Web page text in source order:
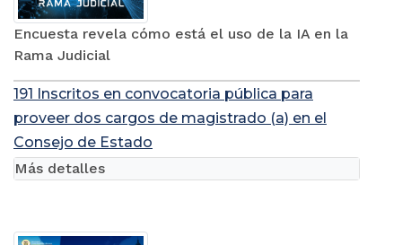
Encuesta revela cómo está el uso de la IA en la
Rama Judicial
191 Inscritos en convocatoria pública para
proveer dos cargos de magistrado (a) en el
Consejo de Estado
Más detalles